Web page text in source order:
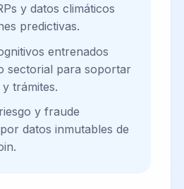
y datos climáticos
predictivas.
entrenados
sectorial para soportar
trámites.
y fraude
datos inmutables de